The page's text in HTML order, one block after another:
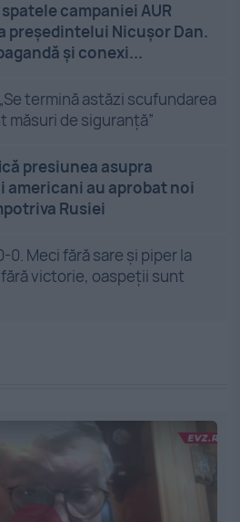
campaniei AUR
președintelui Nicușor Dan.
și conexi...
termină astăzi scufundarea
măsuri de siguranţă”
presiunea asupra
americani au aprobat noi
Rusiei
0. Meci fără sare și piper la
fără victorie, oaspeții sunt